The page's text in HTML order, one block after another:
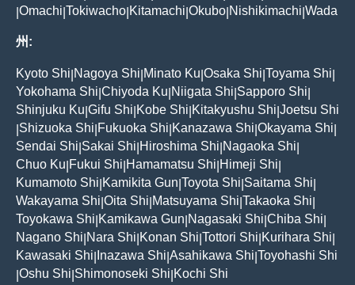
Omachi Tokiwacho Kitamachi Okubo Nishikimachi Wada
州:
Kyoto Shi Nagoya Shi Minato Ku Osaka Shi Toyama Shi
Yokohama Shi Chiyoda Ku Niigata Shi Sapporo Shi
Shinjuku Ku Gifu Shi Kobe Shi Kitakyushu Shi Joetsu Shi
Shizuoka Shi Fukuoka Shi Kanazawa Shi Okayama Shi
Sendai Shi Sakai Shi Hiroshima Shi Nagaoka Shi
Chuo Ku Fukui Shi Hamamatsu Shi Himeji Shi
Kumamoto Shi Kamikita Gun Toyota Shi Saitama Shi
Wakayama Shi Oita Shi Matsuyama Shi Takaoka Shi
Toyokawa Shi Kamikawa Gun Nagasaki Shi Chiba Shi
Nagano Shi Nara Shi Konan Shi Tottori Shi Kurihara Shi
Kawasaki Shi Inazawa Shi Asahikawa Shi Toyohashi Shi
Oshu Shi Shimonoseki Shi Kochi Shi